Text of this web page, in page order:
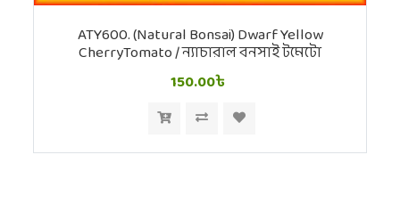
ATY600. (Natural Bonsai) Dwarf Yellow
CherryTomato / ন্যাচারাল বনসাই টমেটো
150.00৳